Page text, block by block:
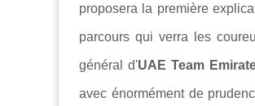
proposera la première
parcours qui verra les
général d'UAE Team
avec énormément de